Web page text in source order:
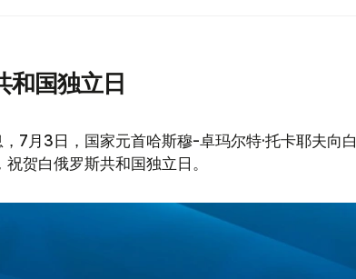
和国独立日
7月3日，国家元首哈斯穆-卓玛尔特·托卡耶夫向白
贺白俄罗斯共和国独立日。